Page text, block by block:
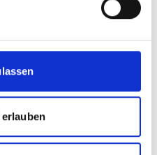
(ZUG) gGmbH